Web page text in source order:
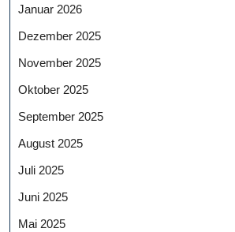
Januar 2026
Dezember 2025
November 2025
Oktober 2025
September 2025
August 2025
Juli 2025
Juni 2025
Mai 2025